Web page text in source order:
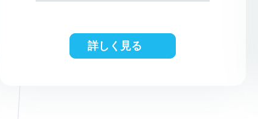
詳しく見る